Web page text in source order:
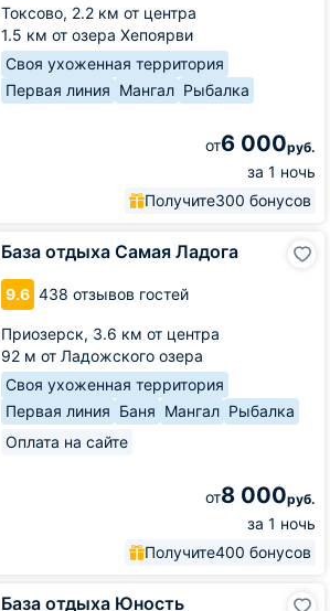
Токсово, 2.2 км от центра
1.5 км от озера Хепоярви
Своя ухоженная территория
Первая линия Мангал Рыбалка
от6 000руб.
за 1 ночь
Получите300 бонусов
База отдыха Самая Ладога
9.6 438 отзывов гостей
Приозерск, 3.6 км от центра
92 м от Ладожского озера
Своя ухоженная территория
Первая линия Баня Мангал Рыбалка
Оплата на сайте
от8 000руб.
за 1 ночь
Получите400 бонусов
База отдыха Юность